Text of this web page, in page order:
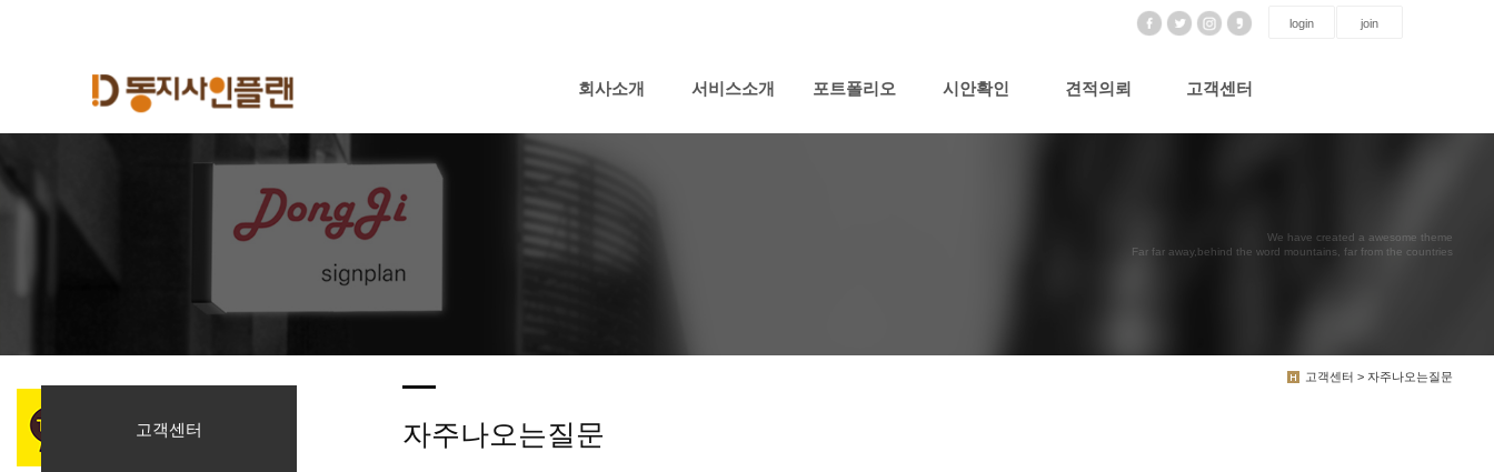
login join
회사소개 서비스소개 포트폴리오 시안확인 견적의뢰 고객센터
We have created a awesome theme
Far far away,behind the word mountains, far from the countries
고객센터 > 자주나오는질문
고객센터 자주나오는질문